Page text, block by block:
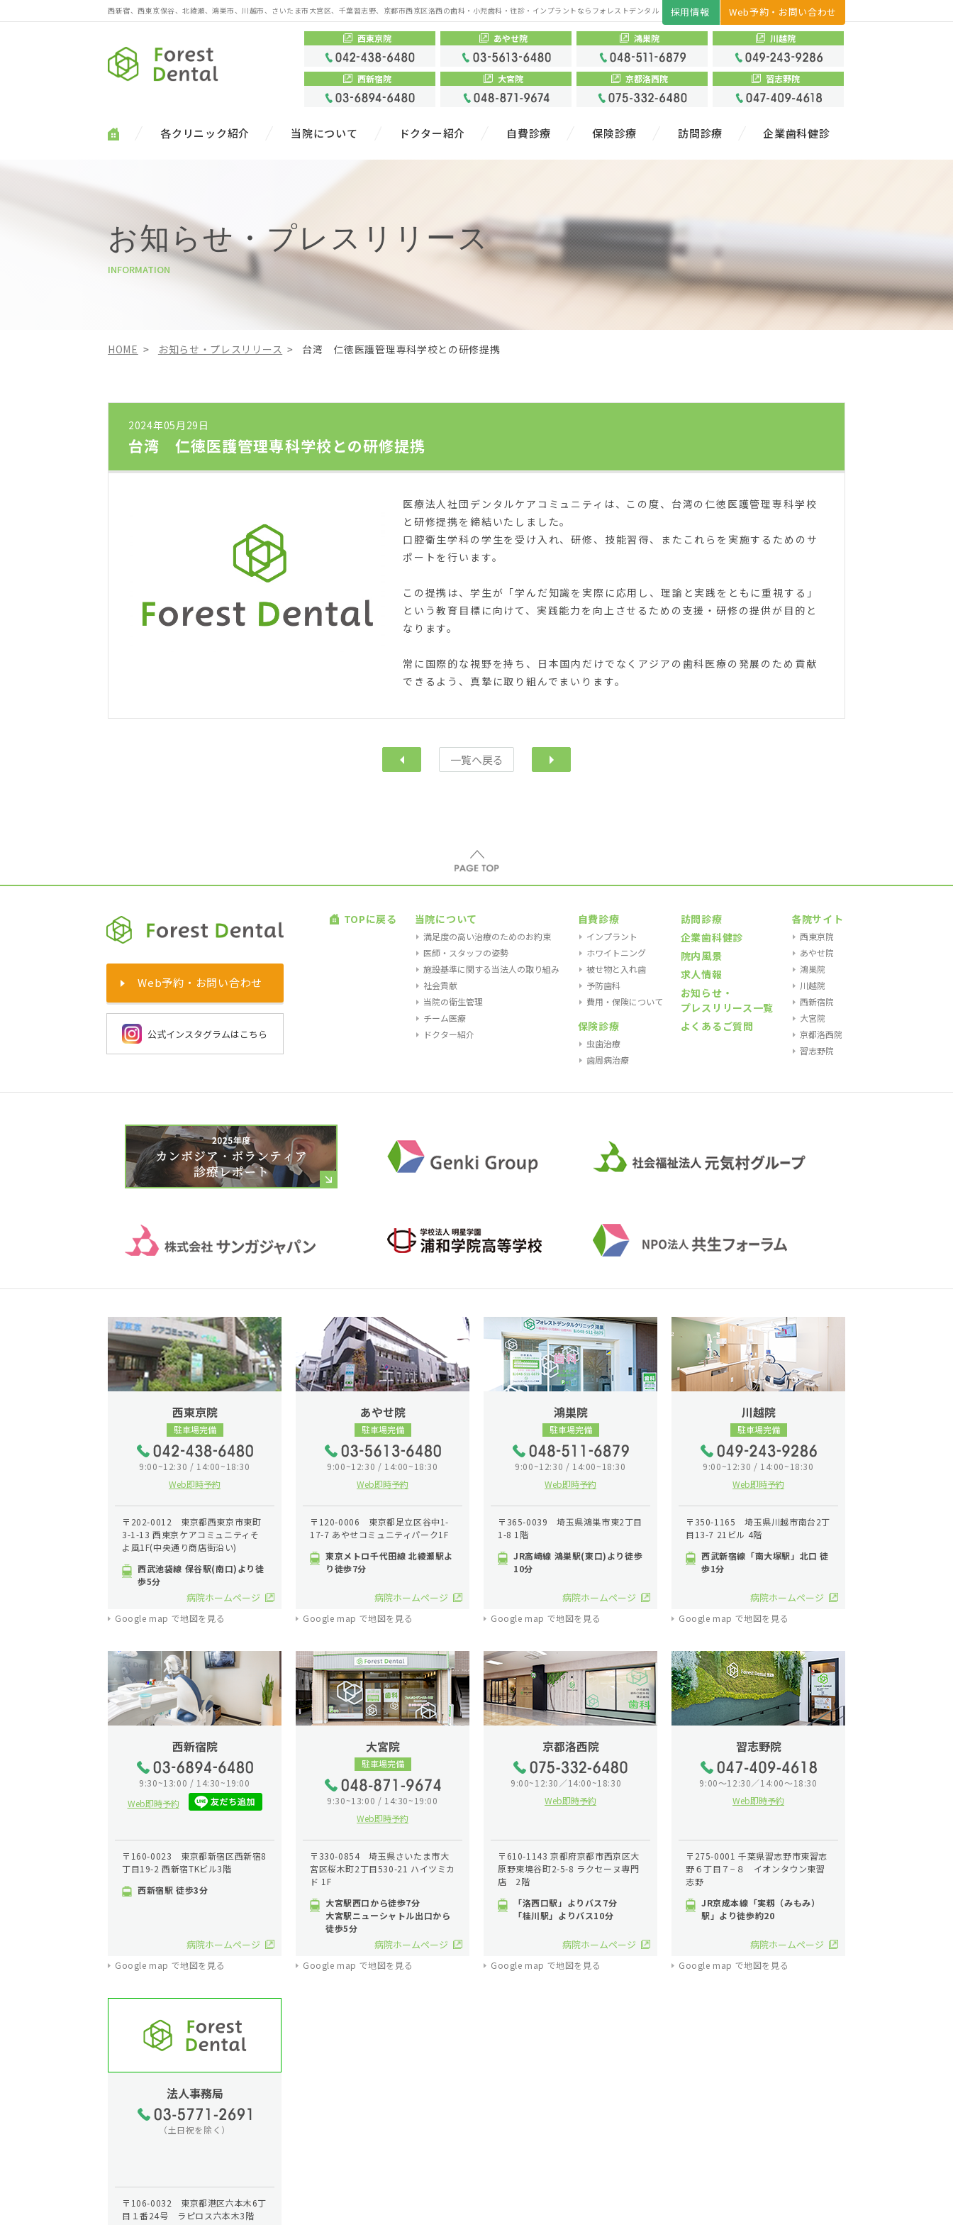
西新宿、西東京保谷、北綾瀬、鴻巣市、川越市、さいたま市大宮区、千葉習志野、京都市西京区洛西の歯科・小児歯科・往診・インプラントならフォレストデンタル 採用情報 Web予約・お問い合わせ
西東京院 あやせ院 鴻巣院 川越院
西新宿院 大宮院 京都洛西院 習志野院
各クリニック紹介 当院について ドクター紹介 自費診療 保険診療 訪問診療 企業歯科健診
お知らせ・プレスリリース
INFORMATION
HOME お知らせ・プレスリリース 台湾 仁徳医護管理専科学校との研修提携
2024年05月29日
台湾 仁徳医護管理専科学校との研修提携
医療法人社団デンタルケアコミュニティは、この度、台湾の仁徳医護管理専科学校
と研修提携を締結いたしました。
口腔衛生学科の学生を受け入れ、研修、技能習得、またこれらを実施するためのサ
ポートを行います。
この提携は、学生が「学んだ知識を実際に応用し、理論と実践をともに重視する」
という教育目標に向けて、実践能力を向上させるための支援・研修の提供が目的と
なります。
常に国際的な視野を持ち、日本国内だけでなくアジアの歯科医療の発展のため貢献
できるよう、真摯に取り組んでまいります。
前へ
一覧へ戻る
TOPに戻る 当院について
満足度の高い治療のためのお約束
医師・スタッフの姿勢
施設基準に関する当法人の取り組み
社会貢献
当院の衛生管理
チーム医療
ドクター紹介
自費診療
インプラント
ホワイトニング
被せ物と入れ歯
予防歯科
費用・保険について
保険診療
虫歯治療
歯周病治療
訪問診療
企業歯科健診
院内風景
求人情報
お知らせ・
プレスリリース一覧
よくあるご質問
各院サイト
西東京院
あやせ院
鴻巣院
川越院
西新宿院
大宮院
京都洛西院
習志野院
Web予約・お問い合わせ
公式インスタグラムはこちら
西東京院
駐車場完備
9:00~12:30 / 14:00~18:30
Web即時予約
〒202-0012 東京都西東京市東町
3-1-13 西東京ケアコミュニティそ
よ風1F(中央通り商店街沿い)
西武池袋線 保谷駅(南口)より徒
歩5分
病院ホームページ
Google map で地図を見る
あやせ院
駐車場完備
9:00~12:30 / 14:00~18:30
Web即時予約
〒120-0006 東京都足立区谷中1-
17-7 あやせコミュニティパーク1F
東京メトロ千代田線 北綾瀬駅よ
り徒歩7分
病院ホームページ
Google map で地図を見る
鴻巣院
駐車場完備
9:00~12:30 / 14:00~18:30
Web即時予約
〒365-0039 埼玉県鴻巣市東2丁目
1-8 1階
JR高崎線 鴻巣駅(東口)より徒歩
10分
病院ホームページ
Google map で地図を見る
川越院
駐車場完備
9:00~12:30 / 14:00~18:30
Web即時予約
〒350-1165 埼玉県川越市南台2丁
目13-7 21ビル 4階
西武新宿線「南大塚駅」北口 徒
歩1分
病院ホームページ
Google map で地図を見る
Web即時予約
西新宿院
9:30~13:00 / 14:30~19:00
〒160-0023 東京都新宿区西新宿8
丁目19-2 西新宿TKビル3階
西新宿駅 徒歩3分
病院ホームページ
Google map で地図を見る
大宮院
駐車場完備
9:30~13:00 / 14:30~19:00
Web即時予約
〒330-0854 埼玉県さいたま市大
宮区桜木町2丁目530-21 ハイツミカ
ド 1F
大宮駅西口から徒歩7分
大宮駅ニューシャトル出口から
徒歩5分
病院ホームページ
Google map で地図を見る
京都洛西院
9:00~12:30／14:00~18:30
Web即時予約
〒610-1143 京都府京都市西京区大
原野東境谷町2-5-8 ラクセーヌ専門
店 2階
「洛西口駅」よりバス7分
「桂川駅」よりバス10分
病院ホームページ
Google map で地図を見る
習志野院
9:00～12:30／14:00～18:30
Web即時予約
〒275-0001 千葉県習志野市東習志
野６丁目７−８ イオンタウン東習
志野
JR京成本線「実籾（みもみ）
駅」より徒歩約20
病院ホームページ
Google map で地図を見る
法人事務局
（土日祝を除く）
〒106-0032 東京都港区六本木6丁
目１番24号 ラピロス六本木3階